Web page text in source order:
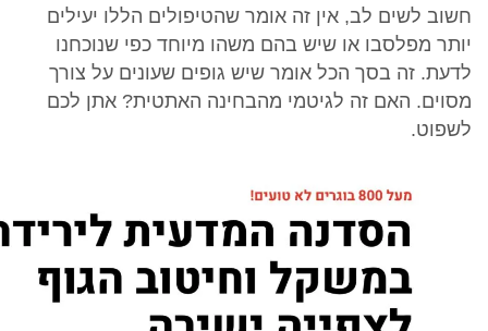
חשוב לשים לב, אין זה אומר שהטיפולים הללו יעילים
יותר מפלסבו או שיש בהם משהו מיוחד כפי שנוכחנו
לדעת. זה בסך הכל אומר שיש גופים שעונים על צורך
מסוים. האם זה לגיטמי מהבחינה האתטית? אתן לכם
לשפוט.